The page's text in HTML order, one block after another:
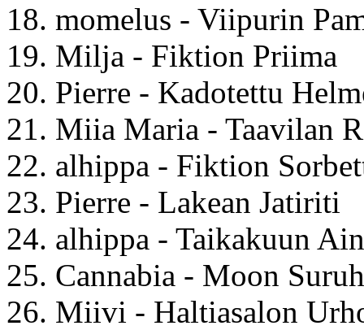
18. momelus - Viipurin
19. Milja - Fiktion Priima
20. Pierre - Kadotettu
21. Miia Maria - Taavilan
22. alhippa - Fiktion
23. Pierre - Lakean Jatiriti
24. alhippa - Taikakuun
25. Cannabia - Moon
26. Miivi - Haltiasalon